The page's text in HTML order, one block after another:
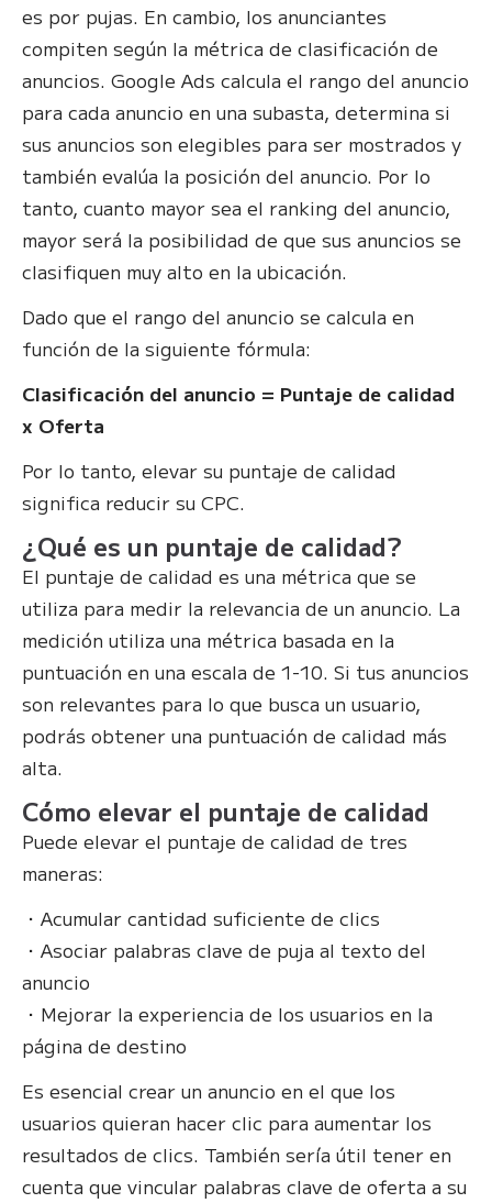
es por pujas. En cambio, los anunciantes
compiten según la métrica de clasificación de
anuncios. Google Ads calcula el rango del anuncio
para cada anuncio en una subasta, determina si
sus anuncios son elegibles para ser mostrados y
también evalúa la posición del anuncio. Por lo
tanto, cuanto mayor sea el ranking del anuncio,
mayor será la posibilidad de que sus anuncios se
clasifiquen muy alto en la ubicación.
Dado que el rango del anuncio se calcula en
función de la siguiente fórmula:
Clasificación del anuncio = Puntaje de calidad
x Oferta
Por lo tanto, elevar su puntaje de calidad
significa reducir su CPC.
¿Qué es un puntaje de calidad?
El puntaje de calidad es una métrica que se
utiliza para medir la relevancia de un anuncio. La
medición utiliza una métrica basada en la
puntuación en una escala de 1-10. Si tus anuncios
son relevantes para lo que busca un usuario,
podrás obtener una puntuación de calidad más
alta.
Cómo elevar el puntaje de calidad
Puede elevar el puntaje de calidad de tres
maneras:
・Acumular cantidad suficiente de clics
・Asociar palabras clave de puja al texto del
anuncio
・Mejorar la experiencia de los usuarios en la
página de destino
Es esencial crear un anuncio en el que los
usuarios quieran hacer clic para aumentar los
resultados de clics. También sería útil tener en
cuenta que vincular palabras clave de oferta a su